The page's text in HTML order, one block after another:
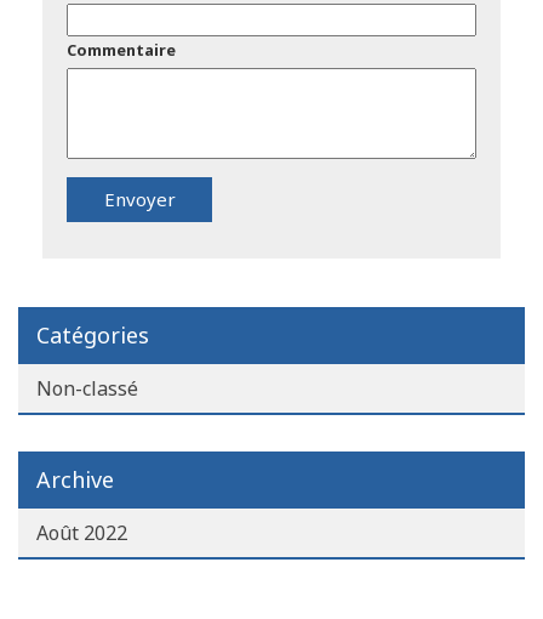
Commentaire
Catégories
Non-classé
Archive
Août 2022